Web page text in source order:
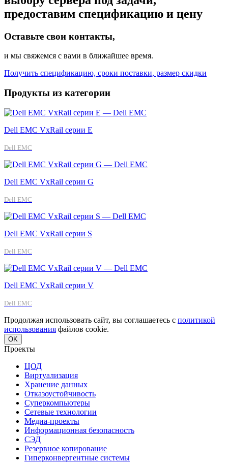
предоставим спецификацию и цену
Оставьте свои контакты,
и мы свяжемся с вами в ближайшее время.
Получить спецификацию, сроки поставки, размер скидки
Продукты из категории
Dell EMC VxRail серии E
Dell EMC
Dell EMC VxRail серии G
Dell EMC
Dell EMC VxRail серии S
Dell EMC
Dell EMC VxRail серии V
Dell EMC
Продолжая использовать сайт, вы соглашаетесь с политикой
использования файлов cookie.
OK
Проекты
ЦОД
Виртуализация
Хранение данных
Отказоустойчивость
Суперкомпьютеры
Сетевые технологии
Медиа-проекты
Информационная безопасность
СЭД
Резервное копирование
Гиперконвергентные системы